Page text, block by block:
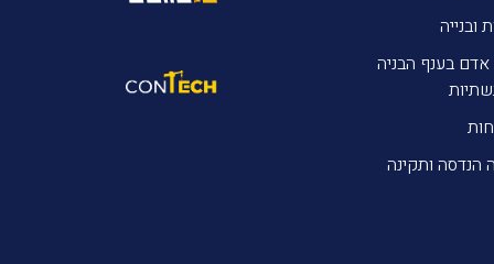
ובנייה
אדם בענף הבניה
הנדסה ותקינה